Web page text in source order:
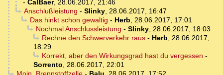
- CalBaer, 28.06.2017, 21:46
Anschlußleistung - Slinky, 28.06.2017, 16:47
Das hinkt schon gewaltig - Herb, 28.06.2017, 17:01
Nochmal Anschlussleistung - Slinky, 28.06.2017, 18:03
Rechne den Schwerverkehr raus- Herb, 28.06.2017,
18:29
Korrekt, aber den Wirkungsgrad hast du vergessen -
Sorrento, 28.06.2017, 22:01